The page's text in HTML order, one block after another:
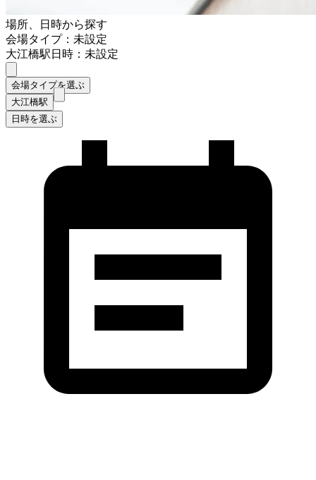
場所、日時から探す
会場タイプ：未設定
大江橋駅日時：未設定
会場タイプを選ぶ
大江橋駅
日時を選ぶ